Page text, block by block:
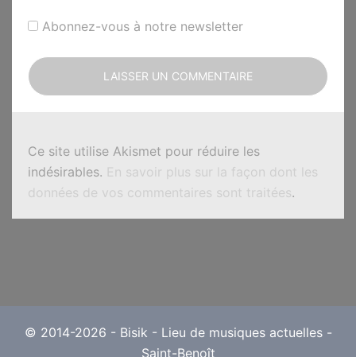
Abonnez-vous à notre newsletter
Ce site utilise Akismet pour réduire les
indésirables. En savoir plus sur la façon dont les
données de vos commentaires sont traitées.
© 2014-2026 - Bisik - Lieu de musiques actuelles -
Saint-Benoît